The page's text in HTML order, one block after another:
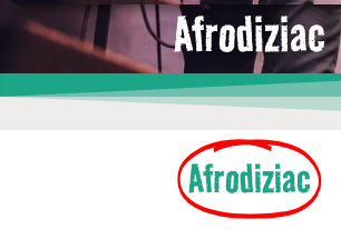
Afrodiziac
Afrodiziac